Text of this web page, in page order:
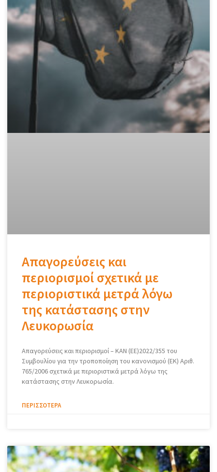
Απαγορεύσεις και
περιορισμοί σχετικά με
περιοριστικά μετρά λόγω
της κατάστασης στην
Λευκορωσία
Απαγορεύσεις και περιορισμοί – ΚΑΝ (ΕΕ)2022/355 του
Συμβουλίου για την τροποποίηση του κανονισμού (ΕΚ) Αριθ.
765/2006 σχετικά με περιοριστικά μετρά λόγω της
κατάστασης στην Λευκορωσία.
ΠΕΡΙΣΣΌΤΕΡΑ